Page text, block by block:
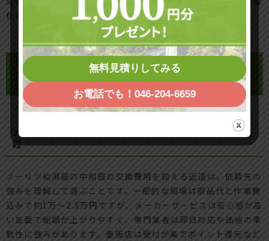
化
がしやすくなります。
ノーリツ給湯器の中和器の交換費用をな
るべく安く抑える頼み方ガイド
メーカーサービス、専門業者、量販店の違いを一発比
較
ノーリツ給湯器の中和器の交換費用を抑える近道は、依頼先の
強みを理解して選ぶことです。一般的な相場は部品代と作業費
込みで約1万〜2.5万円ですが、メーカーサービスは安心感が高
い反面で総額が上がりやすく、専門業者は即日対応や価格の柔
軟性に強みがあります。量販店は受付が楽でポイント還元など
無料見積りしてみる
お電話でも！046-204-6659